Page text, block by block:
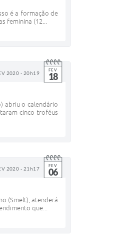
é a formação de
feminina (12...
2020 - 20h19 FEV
18
abriu o calendário
cinco troféus
2020 - 21h17 FEV
06
(Smelt), atenderá
que...